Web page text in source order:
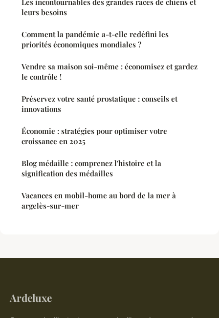
leurs besoins
Comment la pandémie a-t-elle redéfini les
priorités économiques mondiales ?
Vendre sa maison soi-même : économisez et gardez
le contrôle !
Préservez votre santé prostatique : conseils et
innovations
Économie : stratégies pour optimiser votre
croissance en 2025
Blog médaille : comprenez l'histoire et la
signification des médailles
Vacances en mobil-home au bord de la mer à
argelès-sur-mer
Ardeluxe